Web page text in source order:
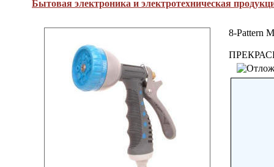
Бытовая электроника и электротехническая
8-Pattern